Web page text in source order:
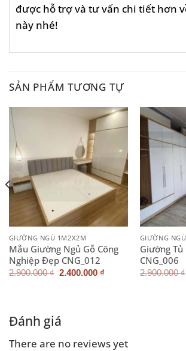
được hỗ trợ và tư vấn chi tiết hơn
này nhé!
SẢN PHẨM TƯƠNG TỰ
GIƯỜNG NGỦ 1M2X2M
Mẫu Giường Ngủ Gỗ Công
Nghiệp Đẹp CNG_012
2.900.000₫ Giá
2.400.000 ₫
GIƯỜNG
Giường Tủ
CNG_006
2.900.000₫
Đánh giá
There are no reviews yet